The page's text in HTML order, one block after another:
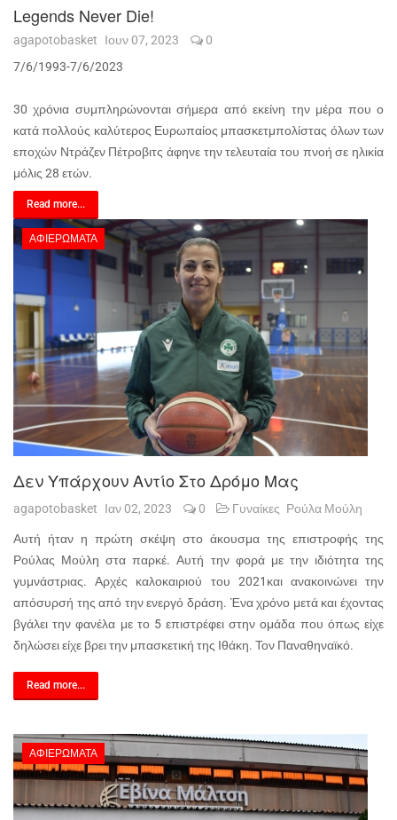
Legends Never Die!
agapotobasket Ιουν 07, 2023
0
7/6/1993-7/6/2023
30 χρόνια συμπληρώνονται σήμερα από εκείνη την μέρα που ο
κατά πολλούς καλύτερος Ευρωπαίος μπασκετμπολίστας όλων των
εποχών Ντράζεν Πέτροβιτς άφηνε την τελευταία του πνοή σε ηλικία
μόλις 28 ετών.
Read more...
ΑΦΙΕΡΏΜΑΤΑ
Δεν Υπάρχουν Αντίο Στο Δρόμο Μας
agapotobasket Ιαν 02, 2023 0 Γυναίκες Ρούλα Μούλη
Αυτή ήταν η πρώτη σκέψη στο άκουσμα της επιστροφής της
Ρούλας Μούλη στα παρκέ. Αυτή την φορά με την ιδιότητα της
γυμνάστριας. Αρχές καλοκαιριού του 2021και ανακοινώνει την
απόσυρσή της από την ενεργό δράση. Ένα χρόνο μετά και έχοντας
βγάλει την φανέλα με το 5 επιστρέφει στην ομάδα που όπως είχε
δηλώσει είχε βρει την μπασκετική της Ιθάκη. Τον Παναθηναϊκό.
Read more...
ΑΦΙΕΡΏΜΑΤΑ